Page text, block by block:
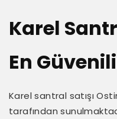
Karel
En
Karel santral satışı
tarafından